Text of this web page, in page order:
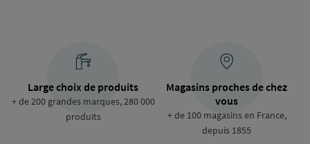
Large choix de produits
+ de 200 grandes marques, 280 000
produits
Magasins proches de chez
vous
+ de 100 magasins en France,
depuis 1855